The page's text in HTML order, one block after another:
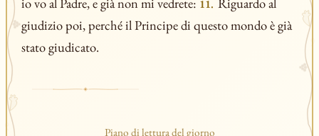
11.
giudizio poi, perché il Principe di questo mondo è già
stato giudicato.
Piano di lettura del giorno